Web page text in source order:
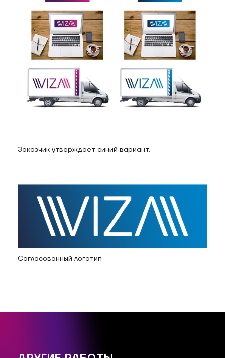
Заказчик утверждает синий вариант.
Согласованный логотип